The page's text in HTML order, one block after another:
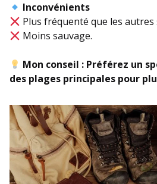
Inconvénients
Plus fréquenté que les autres
Moins sauvage.
Mon conseil : Préférez un
des plages principales pour